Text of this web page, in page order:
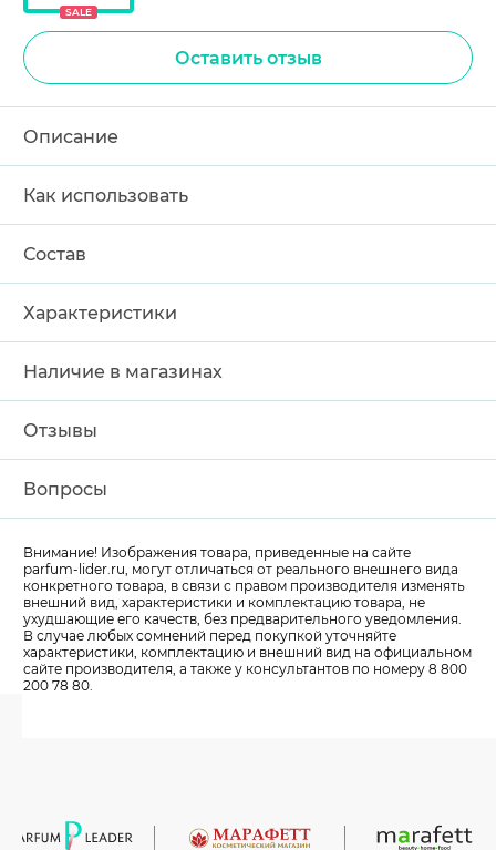
SALE
Оставить отзыв
Описание
Как использовать
Состав
Характеристики
Наличие в магазинах
Отзывы
Вопросы
Внимание! Изображения товара, приведенные на сайте
parfum-lider.ru, могут отличаться от реального внешнего вида
конкретного товара, в связи с правом производителя изменять
внешний вид, характеристики и комплектацию товара, не
ухудшающие его качеств, без предварительного уведомления.
В случае любых сомнений перед покупкой уточняйте
характеристики, комплектацию и внешний вид на официальном
сайте производителя, а также у консультантов по номеру 8 800
200 78 80.